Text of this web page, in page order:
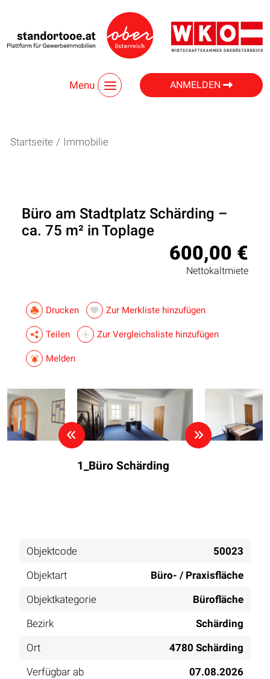
Menu ANMELDEN
Startseite / Immobilie
Büro am Stadtplatz Schärding –
ca. 75 m² in Toplage
600,00 €
Nettokaltmiete
Drucken Zur Merkliste hinzufügen
Teilen Zur Vergleichsliste hinzufügen
Melden
1_Büro Schärding
Objektcode
50023
Objektart
Büro- / Praxisfläche
Objektkategorie
Bürofläche
Bezirk
Schärding
Ort
4780 Schärding
Verfügbar ab
07.08.2026